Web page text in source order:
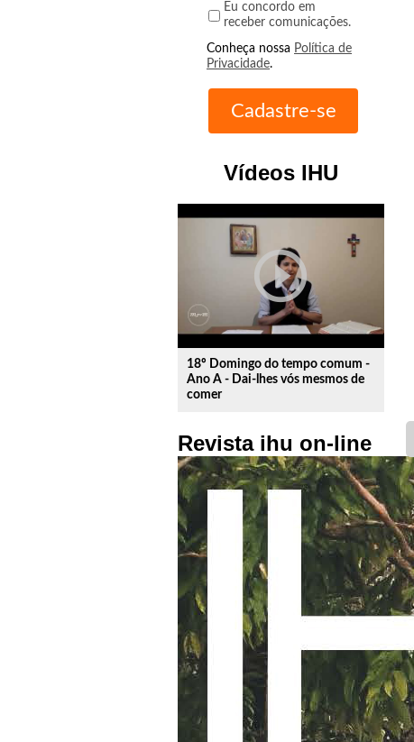
Eu concordo em
receber comunicações.
Conheça nossa Política de
Privacidade.
Vídeos IHU
play_circle_outline
18º Domingo do tempo comum -
Ano A - Dai-lhes vós mesmos de
comer
Revista ihu on-line